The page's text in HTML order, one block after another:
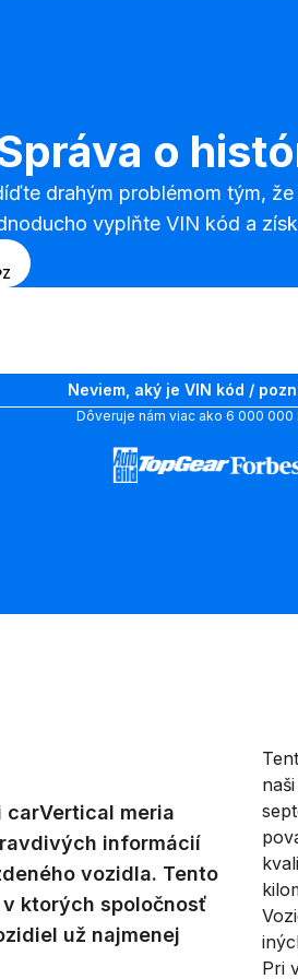
o
drahým problémom tým,
vyplňte VIN kód a
VIN
Zadajte VIN
Neviem, aký je VIN kód /
Dôveruje nám viac ako 6 000 000
meria
informácií
vozidla. Tento
ktorých spoločnosť
už najmenej
Pri